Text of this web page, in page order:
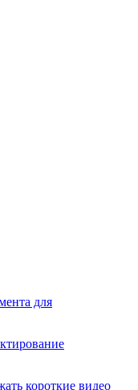
для
короткие видео